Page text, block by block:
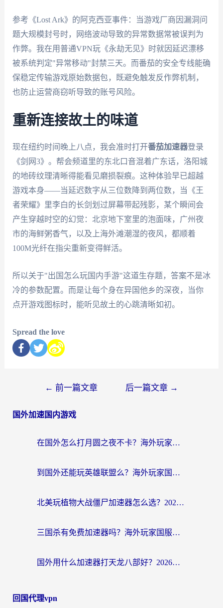
参考《Lost Ark》的阿克西亚事件：当游戏厂商因漏洞问
题大规模封号时，网络波动导致的异常数据常被误判为
作弊。我在用普通VPN玩《永劫无见》时就因延迟漂移
被系统判定"异常移动"封禁三天。而番茄的安全专线能确
保稳定传输游戏原始数据包，既避免触发反作弊机制，
也防止运营商窃听导致的账号风险。
重新连接故土的味道
现在纽约时间晚上八点，我会准时打开番茄加速器登录
《剑网3》。帮会频道里的东北口音混着广东话，洛阳城
的地砖纹理清晰得能看见磨损裂痕。这种体验早已超越
游戏本身——当延迟数字从三位数降到两位数，当《王
者荣耀》里李白的长剑划过屏幕带起残影，某个瞬间会
产生穿越时空的幻觉：北京地下室里的泡面味，广州夜
市的海鲜粥香气，以及上海外滩潮湿的夜风，都顺着
100M光纤在指尖重新变得鲜活。
所以关于"出国怎么玩国内手游"这道生存题，答案不是冰
冷的参数配置。而是让每个身在异国他乡的深夜，当你
点开游戏图标时，能听见故土的心跳清晰如初。
Spread the love
← 前一篇文章 后一篇文章 →
国外加速国内游戏
在国外怎么打月圆之夜不卡？海外玩家国服游戏加速终极指南（附巴西英国游戏适配方案）
到国外还能玩英雄联盟么？海外玩家国服游戏畅玩终极指南
北美玩植物大战僵尸加速器怎么选？2026海外党必看的国服游戏加速指南
三国杀有免费加速器吗？海外玩家国服畅玩终极指南（附泰国南非专属解决方案）
国外用什么加速器打天龙八部好？2026海外玩家国服游戏加速全攻略
回国代理vpn